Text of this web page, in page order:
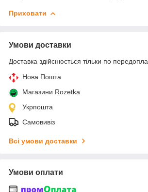
Приховати
Умови доставки
Доставка здійснюється тільки по
Нова Пошта
Магазини Rozetka
Укрпошта
Самовивіз
Всі умови доставки
Умови оплати